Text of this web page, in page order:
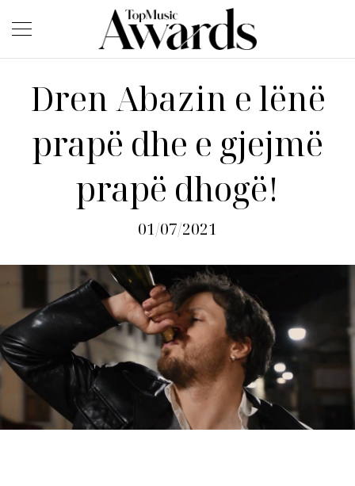
Dren Abazin e lënë
prapë dhe e gjejmë
prapë dhogë!
01/07/2021